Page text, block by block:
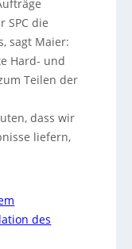
SPC die
sagt Maier:
Hard- und
Teilen der
dass wir
liefern,